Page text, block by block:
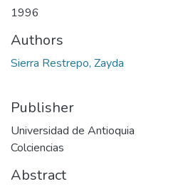
1996
Authors
Sierra Restrepo, Zayda
Publisher
Universidad de Antioquia
Colciencias
Abstract